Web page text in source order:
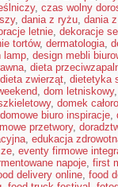
, czas wolny
, dania z ryżu, dania
letnie, dekoracje
tortów, dermatologia,
lamp, design mebli
, dieta
dieta zwierząt, dietetyka
, dom letniskowy
, domek
domowe biuro inspiracje,
przetwory,
, edukacja
, eventy firmowe
napoje, first
delivery online, food